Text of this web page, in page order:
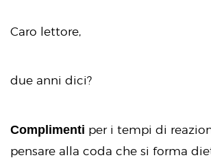
Caro lettore,
due anni dici?
Complimenti per i tempi di
pensare alla coda che si forma